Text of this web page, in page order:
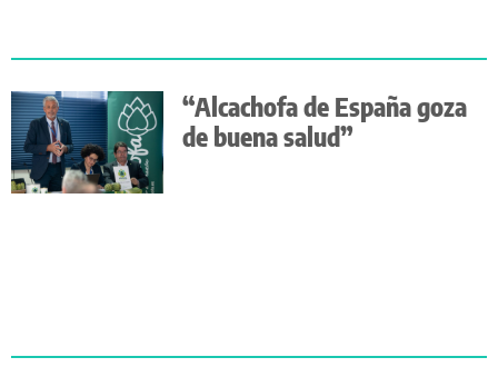
“Alcachofa de España goza
de buena salud”